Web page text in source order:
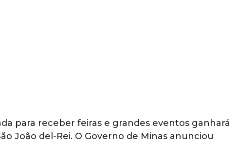
para receber feiras e grandes eventos ganhará
João del-Rei. O Governo de Minas anunciou